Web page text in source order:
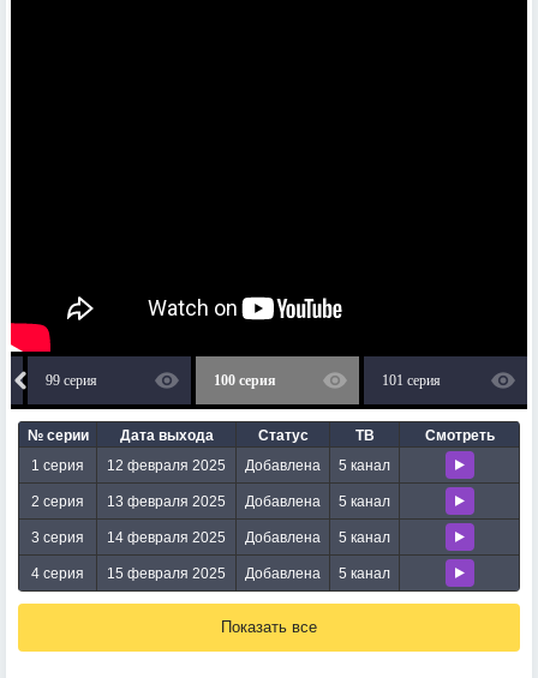
99 серия 100 серия 101 серия
№ серии Дата выхода Статус ТВ
Смотреть
1 серия
12 февраля 2025 Добавлена 5 канал
2 серия 13 февраля 2025 Добавлена 5 канал
3 серия 14 февраля 2025 Добавлена 5 канал
4 серия 15 февраля 2025 Добавлена 5 канал
Показать все